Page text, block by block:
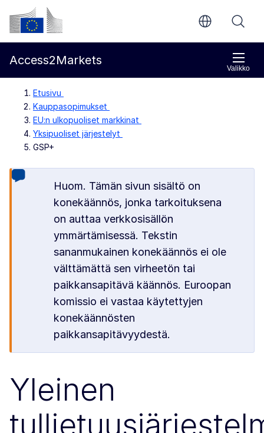
Siirry pääsisältöön
Euroopan komissio
Valikko
Access2Markets
Etusivu
Kauppasopimukset
EU:n ulkopuoliset markkinat
Yksipuoliset järjestelyt
GSP+
Huom. Tämän sivun sisältö on
konekäännös, jonka tarkoituksena
on auttaa verkkosisällön
ymmärtämisessä. Tekstin
sananmukainen konekäännös ei ole
välttämättä sen virheetön tai
paikkansapitävä käännös. Euroopan
komissio ei vastaa käytettyjen
konekäännösten
paikkansapitävyydestä.
Yleinen